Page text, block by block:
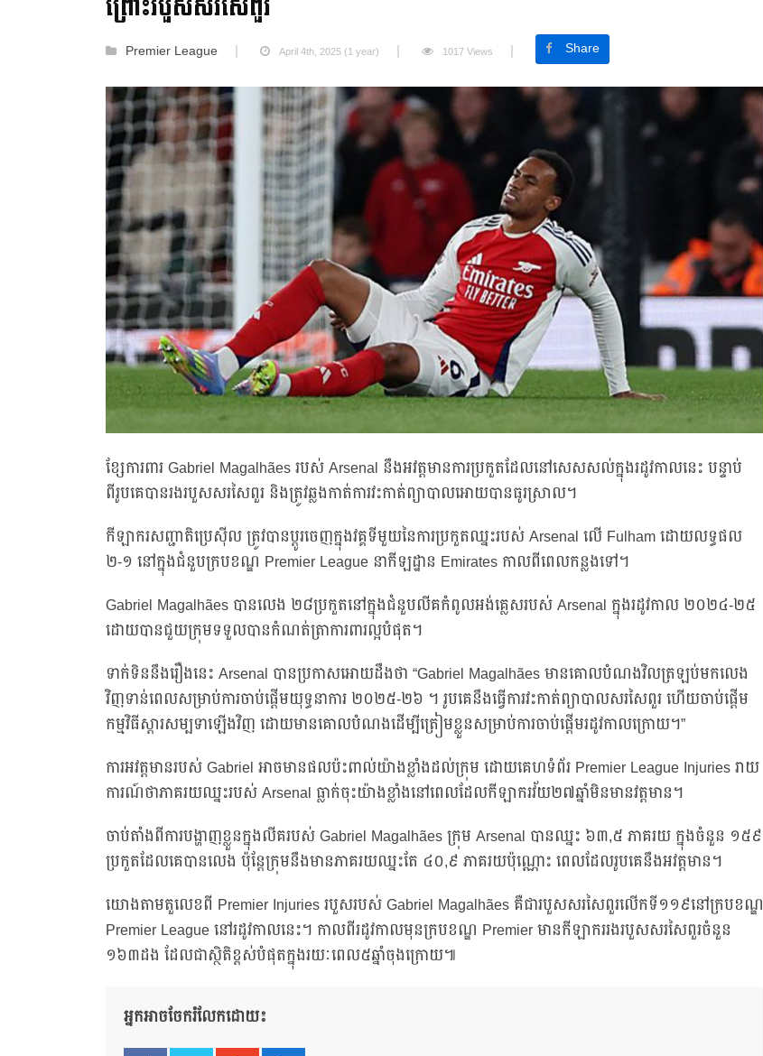
ព្រោះរបួសសរសៃពួរ
Premier League April 4th, 2025 (1 year) 1017 Views Share
ខ្សែការពារ Gabriel Magalhães របស់ Arsenal នឹងអវត្តមានការប្រកួតដែលនៅសេសសល់ក្នុងរដូវកាលនេះ បន្ទាប់
ពីរូបគេបានរងរបួសសរសៃពួរ និងត្រូវឆ្លងកាត់ការវះកាត់ព្យាបាលអោយបានធូរស្រាល។
កីឡាករសញ្ជាតិប្រេស៊ីល ត្រូវបានប្តូរចេញក្នុងវគ្គទីមួយនៃការប្រកួតឈ្នះរបស់ Arsenal លើ Fulham ដោយលទ្ធផល
២-១ នៅក្នុងជំនួបក្របខណ្ឌ Premier League នាកីឡដ្ឋាន Emirates កាលពីពេលកន្លងទៅ។
Gabriel Magalhães បានលេង ២៨ប្រកួតនៅក្នុងជំនួបលីគកំពូលអង់គ្លេសរបស់ Arsenal ក្នុងរដូវកាល ២០២៤-២៥
ដោយបានជួយក្រុមទទួលបានកំណត់ត្រាការពារល្អបំផុត។
ទាក់ទិននឹងរឿងនេះ Arsenal បានប្រកាសអោយដឹងថា “Gabriel Magalhães មានគោលបំណងវិលត្រឡប់មកលេង
វិញទាន់ពេលសម្រាប់ការចាប់ផ្តើមយុទ្ធនាការ ២០២៥-២៦ ។ រូបគេនឹងធ្វើការវះកាត់ព្យាបាលសរសៃពួរ ហើយចាប់ផ្តើម
កម្មវិធីស្តារសម្បទាឡើងវិញ ដោយមានគោលបំណងដើម្បីត្រៀមខ្លួនសម្រាប់ការចាប់ផ្តើមរដូវកាលក្រោយ។”
ការអវត្តមានរបស់ Gabriel អាចមានផលប៉ះពាល់យ៉ាងខ្លាំងដល់ក្រុម ដោយគេហទំព័រ Premier League Injuries រាយ
ការណ៍ថាភាគរយឈ្នះរបស់ Arsenal ធ្លាក់ចុះយ៉ាងខ្លាំងនៅពេលដែលកីឡាករវ័យ២៧ឆ្នាំមិនមានវត្តមាន។
ចាប់តាំងពីការបង្ហាញខ្លួនក្នុងលីគរបស់ Gabriel Magalhães ក្រុម Arsenal បានឈ្នះ ៦៣,៥ ភាគរយ ក្នុងចំនួន ១៥៩
ប្រកួតដែលគេបានលេង ប៉ុន្តែក្រុមនឹងមានភាគរយឈ្នះតែ ៤០,៩ ភាគរយប៉ុណ្ណោះ ពេលដែលរូបគេនឹងអវត្តមាន។
យោងតាមតួលេខពី Premier Injuries របួសរបស់ Gabriel Magalhães គឺជារបួសសរសៃពួរលើកទី១១៩នៅក្របខណ្ឌ
Premier League នៅរដូវកាលនេះ។ កាលពីរដូវកាលមុនក្របខណ្ឌ Premier មានកីឡាកររងរបួសសរសៃពួរចំនួន
១៦៣ដង ដែលជាស្ថិតិខ្ពស់បំផុតក្នុងរយៈពេល៥ឆ្នាំចុងក្រោយ៕
អ្នកអាចចែករំលែកដោយ៖